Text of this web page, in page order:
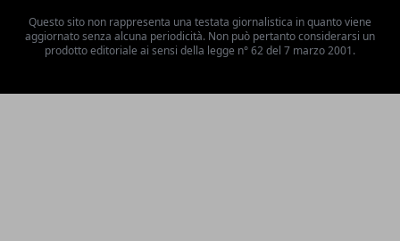
Questo sito non rappresenta una testata giornalistica in quanto viene
aggiornato senza alcuna periodicità. Non può pertanto considerarsi un
prodotto editoriale ai sensi della legge n° 62 del 7 marzo 2001.